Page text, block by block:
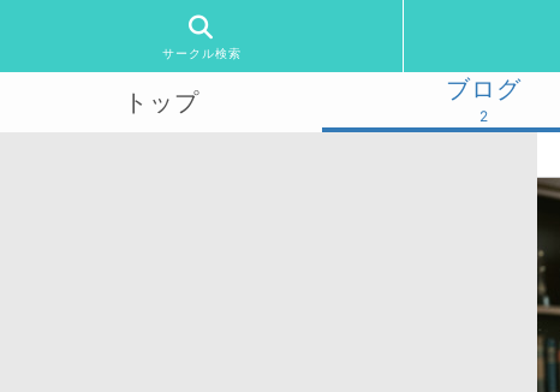
サークル検索
トップ ブログ
2